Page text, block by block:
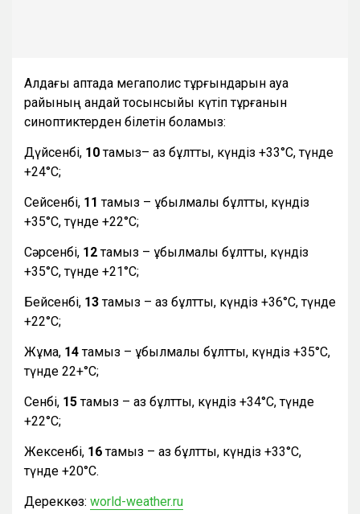
Алдағы аптада мегаполис тұрғындарын ауа
райының қандай тосынсыйы күтіп тұрғанын
синоптиктерден білетін боламыз:
Дүйсенбі, 10тамыз– аз бұлтты, күндіз +33°С, түнде
+24°С;
Сейсенбі, 11тамыз – құбылмалы бұлтты, күндіз
+35°С, түнде +22°С;
Сәрсенбі, 12тамыз – құбылмалы бұлтты, күндіз
+35°С, түнде +21°С;
Бейсенбі, 13тамыз – аз бұлтты, күндіз +36°С, түнде
+22°С;
Жұма, 14тамыз – құбылмалы бұлтты, күндіз +35°С,
түнде 22+°С;
Сенбі, 15тамыз – аз бұлтты, күндіз +34°С, түнде
+22°С;
Жексенбі, 16тамыз – аз бұлтты, күндіз +33°С,
түнде +20°С.
Дереккөз: world-weather.ru